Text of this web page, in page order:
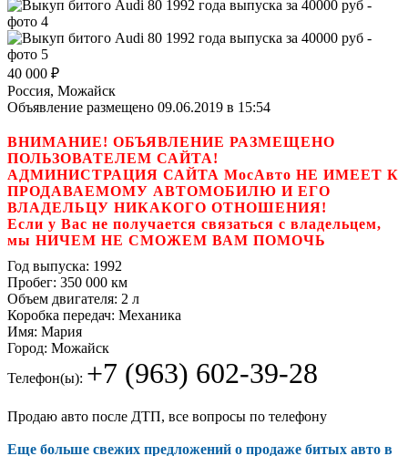
40 000 ₽
Россия, Можайск
Объявление размещено 09.06.2019 в 15:54
ВНИМАНИЕ! ОБЪЯВЛЕНИЕ РАЗМЕЩЕНО
ПОЛЬЗОВАТЕЛЕМ САЙТА!
АДМИНИСТРАЦИЯ САЙТА МосАвто НЕ ИМЕЕТ К
ПРОДАВАЕМОМУ АВТОМОБИЛЮ И ЕГО
ВЛАДЕЛЬЦУ НИКАКОГО ОТНОШЕНИЯ!
Если у Вас не получается связаться с владельцем,
мы НИЧЕМ НЕ СМОЖЕМ ВАМ ПОМОЧЬ
Год выпуска: 1992
Пробег: 350 000 км
Объем двигателя: 2 л
Коробка передач: Механика
Имя: Мария
Город: Можайск
Телефон(ы): +7 (963) 602-39-28
Продаю авто после ДТП, все вопросы по телефону
Еще больше свежих предложений о продаже битых авто в